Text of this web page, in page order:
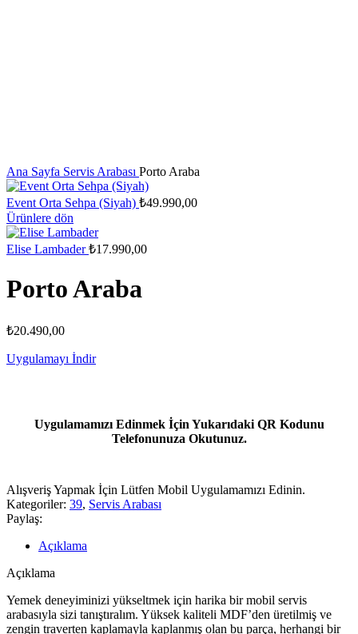
Ana Sayfa Servis Arabası Porto Araba
Event Orta Sehpa (Siyah) ₺49.990,00
Ürünlere dön
Elise Lambader₺17.990,00
Porto Araba
₺20.490,00
Uygulamayı İndir
Uygulamamızı Edinmek İçin Yukarıdaki QR Kodunu
Telefonunuza Okutunuz.
Alışveriş Yapmak İçin Lütfen Mobil Uygulamamızı Edinin.
Kategoriler: 39, Servis Arabası
Paylaş:
Açıklama
Açıklama
Yemek deneyiminizi yükseltmek için harika bir mobil servis
arabasıyla sizi tanıştıralım. Yüksek kaliteli MDF’den üretilmiş ve
zengin traverten kaplamayla kaplanmış olan bu parça, herhangi bir